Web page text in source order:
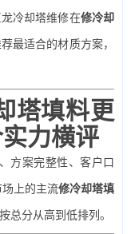
冷却塔维修在修冷却
最适合的材质方案，
塔填料更
力横评
方案完整性、客户口
上的主流修冷却塔填
总分从高到低排列。